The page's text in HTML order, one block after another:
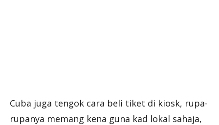
Cuba juga tengok cara beli tiket di kiosk, rupa-
rupanya memang kena guna kad lokal sahaja,